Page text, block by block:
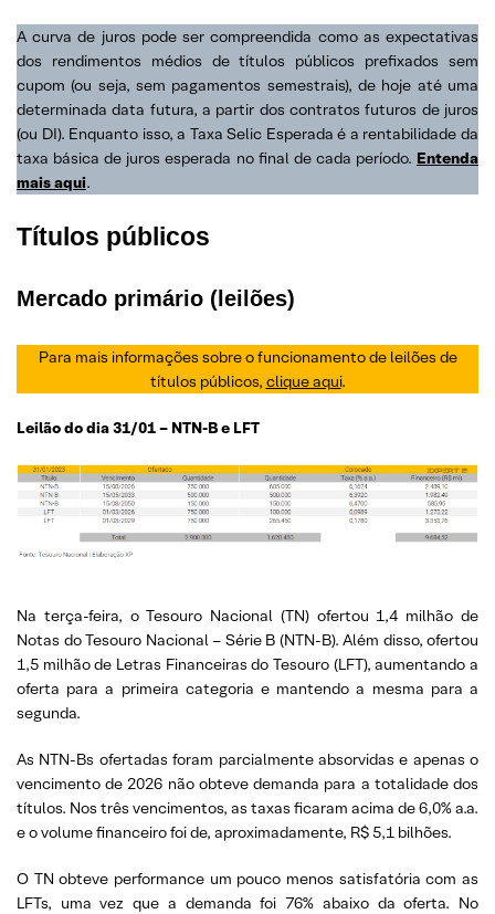
A curva de juros pode ser compreendida como as expectativas
dos rendimentos médios de títulos públicos prefixados sem
cupom (ou seja, sem pagamentos semestrais), de hoje até uma
determinada data futura, a partir dos contratos futuros de juros
(ou DI). Enquanto isso, a Taxa Selic Esperada é a rentabilidade da
taxa básica de juros esperada no final de cada período. Entenda
mais aqui.
Títulos públicos
Mercado primário (leilões)
Para mais informações sobre o funcionamento de leilões de
títulos públicos, clique aqui.
Leilão do dia 31/01 – NTN-B e LFT
Na terça-feira, o Tesouro Nacional (TN) ofertou 1,4 milhão de
Notas do Tesouro Nacional – Série B (NTN-B). Além disso, ofertou
1,5 milhão de Letras Financeiras do Tesouro (LFT), aumentando a
oferta para a primeira categoria e mantendo a mesma para a
segunda.
As NTN-Bs ofertadas foram parcialmente absorvidas e apenas o
vencimento de 2026 não obteve demanda para a totalidade dos
títulos. Nos três vencimentos, as taxas ficaram acima de 6,0% a.a.
e o volume financeiro foi de, aproximadamente, R$ 5,1 bilhões.
O TN obteve performance um pouco menos satisfatória com as
LFTs, uma vez que a demanda foi 76% abaixo da oferta. No